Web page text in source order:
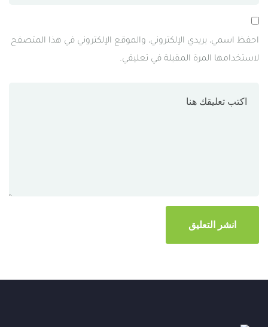
احفظ اسمي، بريدي الإلكتروني، والموقع الإلكتروني في هذا المتصفح
لاستخدامها المرة المقبلة في تعليقي.